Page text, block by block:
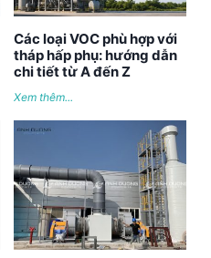
Các loại VOC phù hợp với
tháp hấp phụ: hướng dẫn
chi tiết từ A đến Z
Xem thêm...